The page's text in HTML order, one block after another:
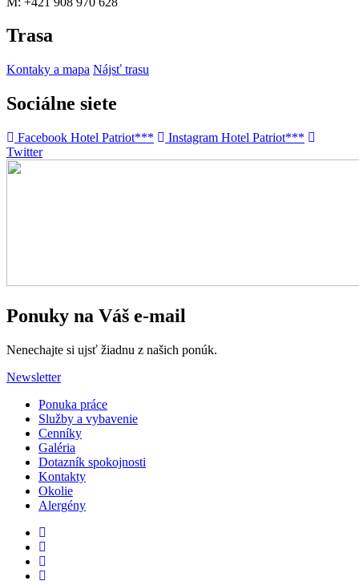
Trasa
Kontaky a mapa Nájsť trasu
Sociálne siete
Facebook Hotel Patriot***
Instagram Hotel Patriot***
Twitter
Ponuky na Váš e-mail
Nenechajte si ujsť žiadnu z našich ponúk.
Newsletter
Ponuka práce
Služby a vybavenie
Cenníky
Galéria
Dotazník spokojnosti
Kontakty
Okolie
Alergény